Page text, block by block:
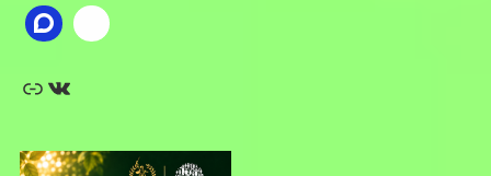
Ссылка